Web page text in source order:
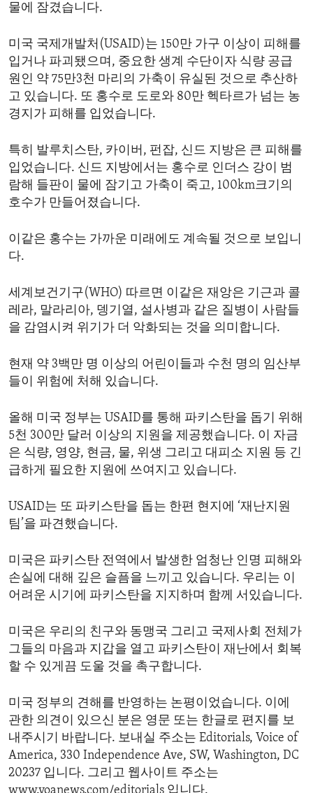
물에 잠겼습니다.
미국 국제개발처(USAID)는 150만 가구 이상이 피해를
입거나 파괴됐으며, 중요한 생계 수단이자 식량 공급
원인 약 75만3천 마리의 가축이 유실된 것으로 추산하
고 있습니다. 또 홍수로 도로와 80만 헥타르가 넘는 농
경지가 피해를 입었습니다.
특히 발루치스탄, 카이버, 펀잡, 신드 지방은 큰 피해를
입었습니다. 신드 지방에서는 홍수로 인더스 강이 범
람해 들판이 물에 잠기고 가축이 죽고, 100km크기의
호수가 만들어졌습니다.
이같은 홍수는 가까운 미래에도 계속될 것으로 보입니
다.
세계보건기구(WHO) 따르면 이같은 재앙은 기근과 콜
레라, 말라리아, 뎅기열, 설사병과 같은 질병이 사람들
을 감염시켜 위기가 더 악화되는 것을 의미합니다.
현재 약 3백만 명 이상의 어린이들과 수천 명의 임산부
들이 위험에 처해 있습니다.
올해 미국 정부는 USAID를 통해 파키스탄을 돕기 위해
5천 300만 달러 이상의 지원을 제공했습니다. 이 자금
은 식량, 영양, 현금, 물, 위생 그리고 대피소 지원 등 긴
급하게 필요한 지원에 쓰여지고 있습니다.
USAID는 또 파키스탄을 돕는 한편 현지에 ‘재난지원
팀’을 파견했습니다.
미국은 파키스탄 전역에서 발생한 엄청난 인명 피해와
손실에 대해 깊은 슬픔을 느끼고 있습니다. 우리는 이
어려운 시기에 파키스탄을 지지하며 함께 서있습니다.
미국은 우리의 친구와 동맹국 그리고 국제사회 전체가
그들의 마음과 지갑을 열고 파키스탄이 재난에서 회복
할 수 있게끔 도울 것을 촉구합니다.
미국 정부의 견해를 반영하는 논평이었습니다. 이에
관한 의견이 있으신 분은 영문 또는 한글로 편지를 보
내주시기 바랍니다. 보내실 주소는 Editorials, Voice of
America, 330 Independence Ave, SW, Washington, DC
20237 입니다. 그리고 웹사이트 주소는